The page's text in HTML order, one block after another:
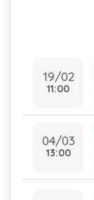
19/02
11:00
04/03
13:00